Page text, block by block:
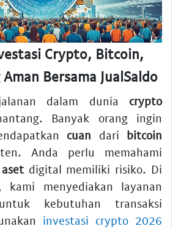
Crypto, Bitcoin,
Bersama JualSaldo
dalam dunia crypto
Banyak orang ingin
cuan dari bitcoin
Anda perlu memahami
asetdigital memiliki risiko. Di
, kami menyediakan layanan
kebutuhan transaksi
investasi crypto 2026